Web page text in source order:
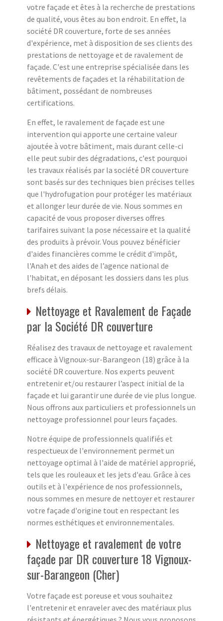
votre façade et êtes à la recherche de prestations
de qualité, vous êtes au bon endroit. En effet, la
société DR couverture, forte de ses années
d'expérience, met à disposition de ses clients des
prestations de nettoyage et de ravalement de
façade. C'est une entreprise spécialisée dans les
revêtements de façades et la réhabilitation de
bâtiment, possédant de nombreuses
certifications.
En effet, le ravalement de façade est une
intervention qui apporte une certaine valeur
ajoutée à votre bâtiment, mais durant celle-ci
elle peut subir des dégradations, c'est pourquoi
les travaux réalisés par la société DR couverture
sont basés sur des techniques bien précises telles
que l'hydrofugation pour protéger les matériaux
et allonger leur durée de vie. Nous sommes en
capacité de vous proposer diverses offres
tarifaires suivant la pose nécessaire et la qualité
des produits à prévoir. Vous pouvez bénéficier
d'aides financières comme le crédit d'impôt,
l'Anah et des aides de l’agence national de
l'habitat, en déposant les dossiers dans les plus
brefs délais.
Nettoyage et Ravalement de Façade
par la Société DR couverture
Réalisez des travaux de nettoyage et ravalement
efficace à Vignoux-sur-Barangeon (18) grâce à la
société DR couverture. Nos experts peuvent
entretenir et/ou restaurer l’aspect initial de la
façade et lui garantir une durée de vie plus longue.
Nous offrons aux particuliers et professionnels un
nettoyage professionnel pour leurs façades.
Notre équipe de professionnels qualifiés et
respectueux de l'environnement permet un
nettoyage optimal à l'aide de matériel approprié,
tels que les rouleaux et les jets d'eau. Grâce à ces
outils et à l'expérience de nos professionnels,
nous sommes en mesure de nettoyer et restaurer
votre façade d'origine tout en respectant les
normes esthétiques et environnementales.
Nettoyage et ravalement de votre
façade par DR couverture 18 Vignoux-
sur-Barangeon (Cher)
Votre façade est poreuse et vous souhaitez
l'entretenir et enraveler avec des matériaux plus